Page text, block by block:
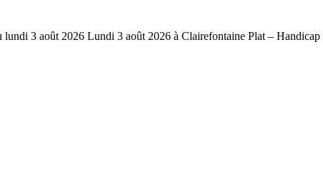
3 août 2026 Lundi 3 août 2026 à Clairefontaine Plat – Handicap